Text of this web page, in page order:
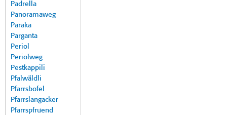
Padrella
Panoramaweg
Paraka
Parganta
Periol
Periolweg
Pestkappili
Pfalwäldli
Pfarrsbofel
Pfarrslangacker
Pfarrspfruend